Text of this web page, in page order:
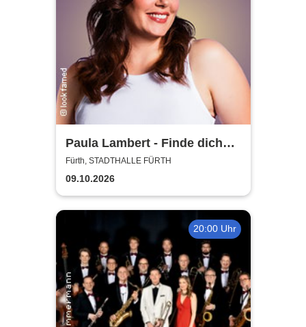
Paula Lambert - Finde dich
gut, sonst findet dich keiner
Fürth, STADTHALLE FÜRTH
09.10.2026
20:00 Uhr